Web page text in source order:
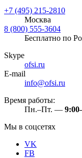
+7 (495) 215-2810
Москва
8 (800) 555-3604
Бесплатно по
Skype
ofsi.ru
E-mail
info@ofsi.ru
Время работы:
Пн.–Пт. —
Мы в соцсетях
VK
FB